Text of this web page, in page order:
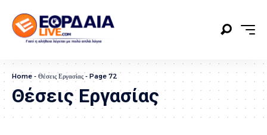
Home - Θέσεις Εργασίας - Page 72
Θέσεις Εργασίας